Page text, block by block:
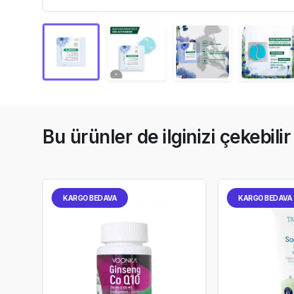
Bu ürünler de ilginizi çekebilir
KARGO BEDAVA KARGO BEDAVA